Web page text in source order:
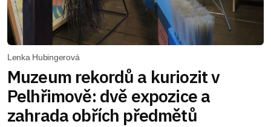
Lenka Hubingerová
Muzeum rekordů a kuriozit v
Pelhřimově: dvě expozice a
zahrada obřích předmětů